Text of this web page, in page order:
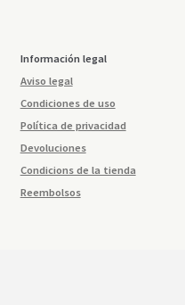
Información legal
Aviso legal
Condiciones de uso
Política de privacidad
Devoluciones
Condicions de la tienda
Reembolsos